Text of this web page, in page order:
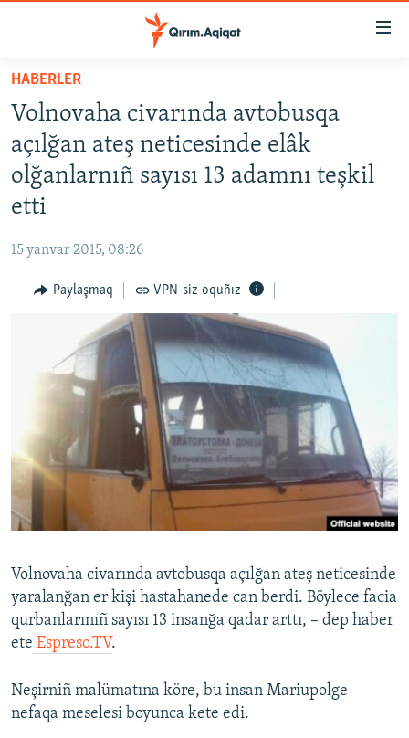
Esas
qaytmaq
Baş
navigatsiyağa
qaytmaq
Qıdıruvğa
HABERLER
SİYASET
İQTİSADİYAT
CEMİYET
İNSAN AQLARI
VİDEO
BLOGLAR
FİKİR
Русский
Українською
QOŞULIÑIZ!
RFE/RS bütün saytları
HABERLER
Volnovaha civarında avtobusqa
açılğan ateş neticesinde elâk
olğanlarnıñ sayısı 13 adamnı teşkil
etti
15 yanvar 2015, 08:26
Paylaşmaq VPN-siz oquñız
Volnovaha civarında avtobusqa açılğan ateş neticesinde
yaralanğan er kişi hastahanede can berdi. Böylece facia
qurbanlarınıñ sayısı 13 insanğa qadar arttı, – dep haber
ete Espreso.TV.
Neşirniñ malümatına köre, bu insan Mariupolge
nefaqa meselesi boyunca kete edi.